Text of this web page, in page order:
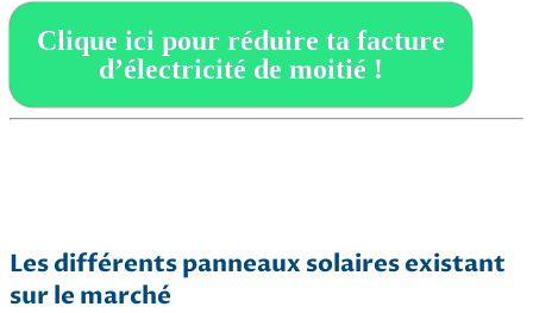
Clique ici pour réduire ta facture
d’électricité de moitié !
Les différents panneaux solaires existant
sur le marché